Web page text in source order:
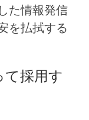
た情報発信
を払拭する
採用す